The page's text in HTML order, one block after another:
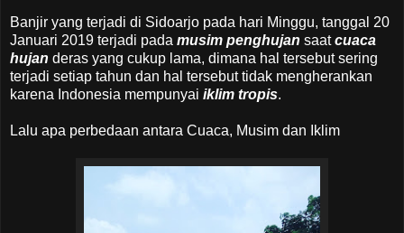
Banjir yang terjadi di Sidoarjo pada hari Minggu, tanggal 20
Januari 2019 terjadi pada musim penghujan saatcuaca
hujan deras yang cukup lama, dimana hal tersebut sering
terjadi setiap tahun dan hal tersebut tidak mengherankan
karena Indonesia mempunyai iklim tropis.
Lalu apa perbedaan antara Cuaca, Musim dan Iklim